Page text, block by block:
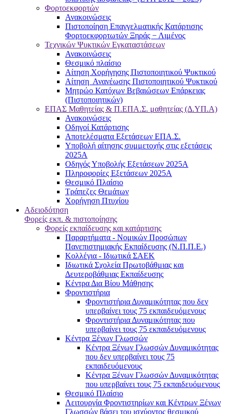
Φορτοεκφορτών
Ανακοινώσεις
Πιστοποίηση Επαγγελματικής Κατάρτισης
Φορτοεκφορτωτών Ξηράς − Λιμένος
Τεχνικών Ψυκτικών Εγκαταστάσεων
Ανακοινώσεις
Θεσμικό πλαίσιο
Αίτηση Χορήγησης Πιστοποιητικού Ψυκτικού
Αίτηση Ανανέωσης Πιστοποιητικού Ψυκτικού
Μητρώο Κατόχων Βεβαιώσεων Επάρκειας
(Πιστοποιητικών)
ΕΠΑΣ Μαθητείας & Π.ΕΠΑ.Σ. μαθητείας (Δ.ΥΠ.Α)
Ανακοινώσεις
Oδηγοί Κατάρτισης
Αποτελέσματα Εξετάσεων ΕΠΑ.Σ.
Υποβολή αίτησης συμμετοχής στις εξετάσεις
2025Α
Οδηγός Υποβολής Εξετάσεων 2025A
Πληροφορίες Εξετάσεων 2025Α
Θεσμικό Πλαίσιο
Τράπεζες Θεμάτων
Χορήγηση Πτυχίου
Αδειοδότηση
Φορείς εκπ. & πιστοποίησης
Φορείς εκπαίδευσης και κατάρτισης
Παραρτήματα - Νομικών Προσώπων
Πανεπιστημιακής Εκπαίδευσης (Ν.Π.Π.Ε.)
Κολλέγια - Ιδιωτικά ΣΑΕΚ
Ιδιωτικά Σχολεία Πρωτοβάθμιας και
Δευτεροβάθμιας Εκπαίδευσης
Κέντρα Δια Βίου Μάθησης
Φροντιστήρια
Φροντιστήρια Δυναμικότητας που δεν
υπερβαίνει τους 75 εκπαιδευόμενους
Φροντιστήρια Δυναμικότητας που
υπερβαίνει τους 75 εκπαιδευόμενους
Κέντρα Ξένων Γλωσσών
Kέντρα Ξένων Γλωσσών Δυναμικότητας
που δεν υπερβαίνει τους 75
εκπαιδευόμενους
Kέντρα Ξένων Γλωσσών Δυναμικότητας
που υπερβαίνει τους 75 εκπαιδευόμενους
Θεσμικό Πλαίσιο
Λειτουργία Φροντιστηρίων και Κέντρων Ξένων
Γλωσσών βάσει του ισχύοντος θεσμικού